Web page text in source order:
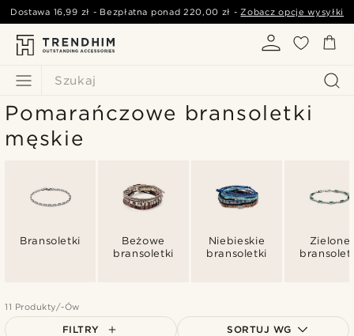
Szukaj
Dostawa 16,99 zł - Bezpłatna ponad220,00 zł -Zobacz opcje wysyłki
Pomarańczowe bransoletki
męskie
Bransoletki
Beżowe
bransoletki
Niebieskie
bransoletki
Zielone
11 Produkty/-Ów
FILTRY SORTUJ WG